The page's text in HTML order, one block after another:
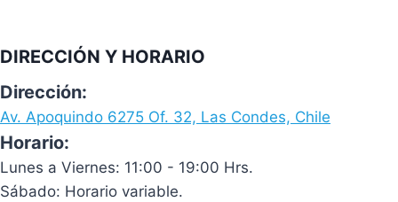
DIRECCIÓN Y HORARIO
Dirección:
Av. Apoquindo 6275 Of. 32, Las Condes, Chile
Horario:
Lunes a Viernes: 11:00 - 19:00 Hrs.
Sábado: Horario variable.